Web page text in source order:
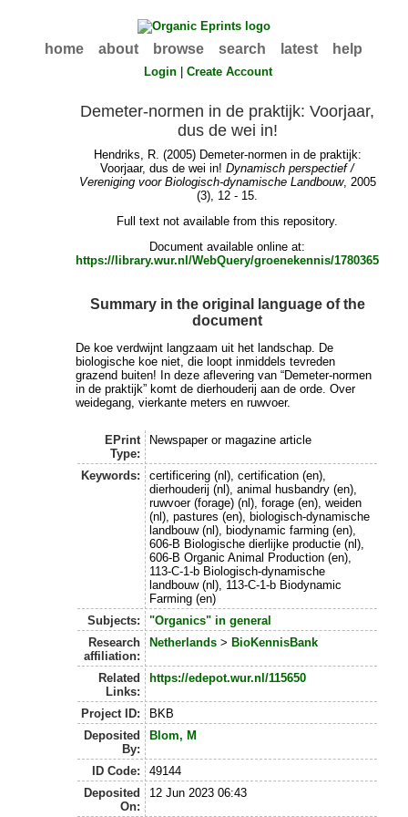
home about browse search latest help
Login |Create Account
Demeter-normen in de praktijk: Voorjaar,
dus de wei in!
Hendriks, R. (2005) Demeter-normen in de praktijk:
Voorjaar, dus de wei in!Dynamisch perspectief /
Vereniging voor Biologisch-dynamische Landbouw, 2005
(3), 12 - 15.
Full text not available from this repository.
Document available online at:
https://library.wur.nl/WebQuery/groenekennis/1780365
Summary in the original language of the
document
De koe verdwijnt langzaam uit het landschap. De
biologische koe niet, die loopt inmiddels tevreden
grazend buiten! In deze aflevering van “Demeter-normen
in de praktijk” komt de dierhouderij aan de orde. Over
weidegang, vierkante meters en ruwvoer.
EPrint
Type:
Newspaper or magazine article
Keywords:
certificering (nl), certification (en),
dierhouderij (nl), animal husbandry (en),
ruwvoer (forage) (nl), forage (en), weiden
(nl), pastures (en), biologisch-dynamische
landbouw (nl), biodynamic farming (en),
606-B Biologische dierlijke productie (nl),
606-B Organic Animal Production (en),
113-C-1-b Biologisch-dynamische
landbouw (nl), 113-C-1-b Biodynamic
Farming (en)
Subjects:
"Organics" in general
Research
affiliation:
Netherlands> BioKennisBank
Related
Links:
https://edepot.wur.nl/115650
Project ID:
BKB
Deposited
By:
Blom, M
ID Code:
49144
Deposited
On:
12 Jun 2023 06:43